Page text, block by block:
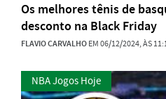
Os melhores tênis de
desconto na Black Friday
FLAVIO CARVALHOEM 06/12/2024, ÀS
NBA Jogos Hoje